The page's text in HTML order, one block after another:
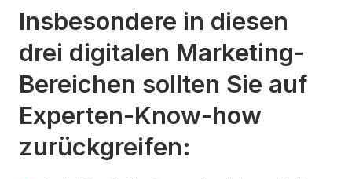
Insbesondere in diesen
drei digitalen Marketing-
Bereichen sollten Sie auf
Experten-Know-how
zurückgreifen: